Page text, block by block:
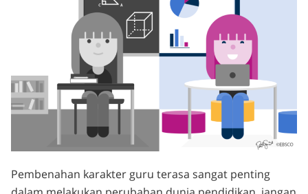
Pembenahan karakter guru terasa sangat penting